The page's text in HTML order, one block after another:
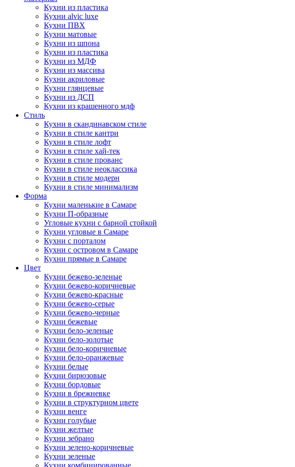
Кухни из пластика
Кухни alvic luxe
Кухни ПВХ
Кухни матовые
Кухни из шпона
Кухни из пластика
Кухни из МДФ
Кухни из массива
Кухни акриловые
Кухни глянцевые
Кухни из ДСП
Кухни из крашенного мдф
Стиль
Кухни в скандинавском стиле
Кухни в стиле кантри
Кухни в стиле лофт
Кухни в стиле хай-тек
Кухни в стиле прованс
Кухни в стиле неоклассика
Кухни в стиле модерн
Кухни в стиле минимализм
Форма
Кухни маленькие в Самаре
Кухни П-образные
Угловые кухни с барной стойкой
Кухни угловые в Самаре
Кухни с порталом
Кухни с островом в Самаре
Кухни прямые в Самаре
Цвет
Кухни бежево-зеленые
Кухни бежево-коричневые
Кухни бежево-красные
Кухни бежево-серые
Кухни бежево-черные
Кухни бежевые
Кухни бело-зеленые
Кухни бело-золотые
Кухни бело-коричневые
Кухни бело-оранжевые
Кухни белые
Кухни бирюзовые
Кухни бордовые
Кухни в брежневке
Кухни в структурном цвете
Кухни венге
Кухни голубые
Кухни желтые
Кухни зебрано
Кухни зелено-коричневые
Кухни зеленые
Кухни комбинированные